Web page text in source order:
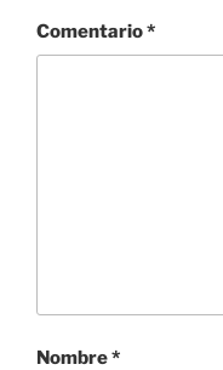
Comentario*
Nombre*